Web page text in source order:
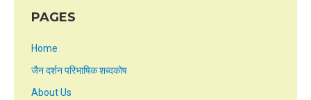
PAGES
Home
जैन दर्शन परिभाषिक शब्दकोष
About Us